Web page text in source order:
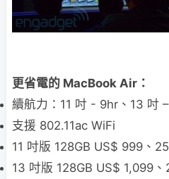
更省電的 MacBook Air：
續航力：11 吋 - 9hr、13 吋
支援 802.11ac WiFi
11 吋版 128GB US$ 999、
13 吋版 128GB US$ 1,099